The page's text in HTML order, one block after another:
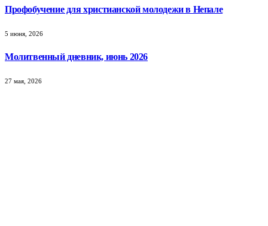
Профобучение для христианской молодежи в Непале
5 июня, 2026
Молитвенный дневник, июнь 2026
27 мая, 2026